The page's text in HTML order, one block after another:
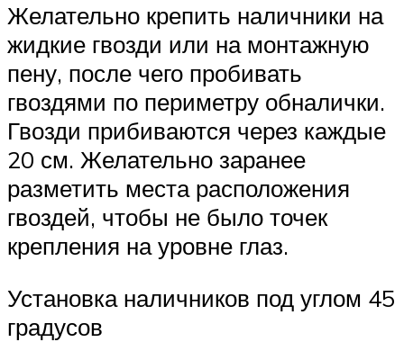
Желательно крепить наличники на
жидкие гвозди или на монтажную
пену, после чего пробивать
гвоздями по периметру обналички.
Гвозди прибиваются через каждые
20 см. Желательно заранее
разметить места расположения
гвоздей, чтобы не было точек
крепления на уровне глаз.
Установка наличников под углом 45
градусов